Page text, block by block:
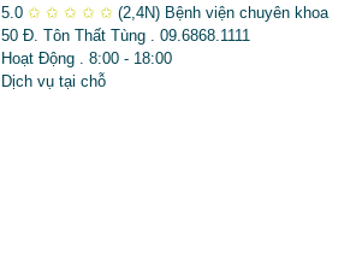
5.0 ✩ ✩ ✩ ✩ ✩ (2,4N) Bệnh viện chuyên khoa
50 Đ. Tôn Thất Tùng . 09.6868.1111
Hoạt Động . 8:00 - 18:00
Dịch vụ tại chỗ